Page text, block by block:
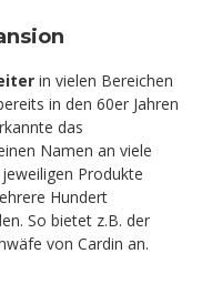
in vielen Bereichen
in den 60er Jahren
das
Namen an viele
Produkte
Hundert
So bietet z.B. der
von Cardin an.